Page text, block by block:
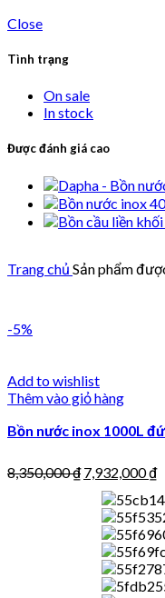
Close
Tình trạng
On sale
In stock
Được đánh giá cao
Trang chủ Sản phẩm
-5%
Add to wishlist
Thêm vào giỏ hàng
Bồn nước inox 1000L
8,350,000₫ 7,932,000₫